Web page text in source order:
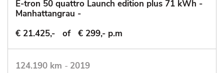
E-tron 50 quattro Launch edition plus 71 kWh -
Manhattangrau -
€ 21.425,-
of € 299,- p.m
124.190 km - 2019